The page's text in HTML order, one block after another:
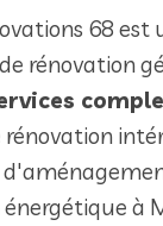
68 est
rénovation
rénovation
énergétique à